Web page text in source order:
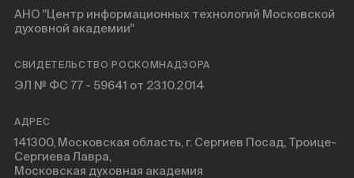
АНО "Центр информационных технологий Московской
духовной академии"
СВИДЕТЕЛЬСТВО РОСКОМНАДЗОРА
ЭЛ № ФС 77 - 59641 от 23.10.2014
АДРЕС
141300, Московская область, г. Сергиев Посад, Троице-
Сергиева Лавра,
Московская духовная академия